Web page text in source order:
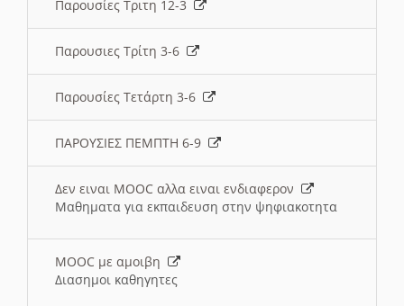
Παρουσίες Τριτη 12-3
Παρουσιες Τρίτη 3-6
Παρουσίες Τετάρτη 3-6
ΠΑΡΟΥΣΙΕΣ ΠΕΜΠΤΗ 6-9
Δεν ειναι MOOC αλλα ειναι ενδιαφερον
Μαθηματα για εκπαιδευση στην ψηφιακοτητα
MOOC με αμοιβη
Διασημοι καθηγητες